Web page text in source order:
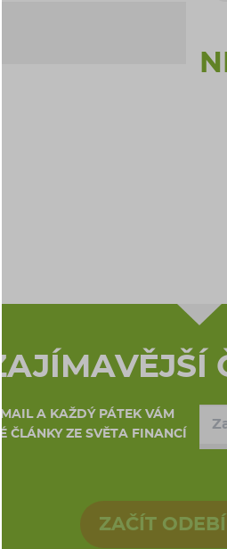
A KAŽDÝ PÁTEK VÁM
ČLÁNKY ZE SVĚTA FINANCÍ
ZAČÍT